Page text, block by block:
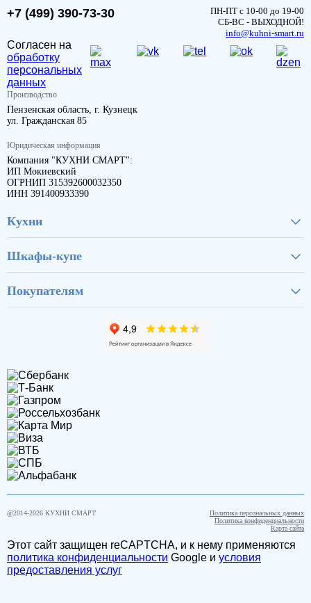
+7 (499) 390-73-30
ПН-ПТ с 10-00 до 19-00
СБ-ВС - ВЫХОДНОЙ!
info@kuhni-smart.ru
Согласен на
обработку
персональных
данных
Производство
Пензенская область, г. Кузнецк
ул. Гражданская 85
Юридическая информация
Компания "КУХНИ СМАРТ":
ИП Мокиевский
ОГРНИП 315392600032350
ИНН 391400933390
Кухни
Шкафы-купе
Покупателям
@2014-2026 КУХНИ СМАРТ
Политика персональных данных
Политика конфиденциальности
Карта сайта
Этот сайт защищен reCAPTCHA, и к нему применяются
политика конфиденциальности Google и условия
предоставления услуг